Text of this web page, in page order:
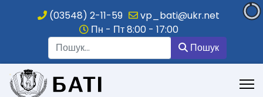
(03548) 2-11-59
vp_bati@ukr.net
Пн - Пт 8:00 - 17:00
Пошук
.